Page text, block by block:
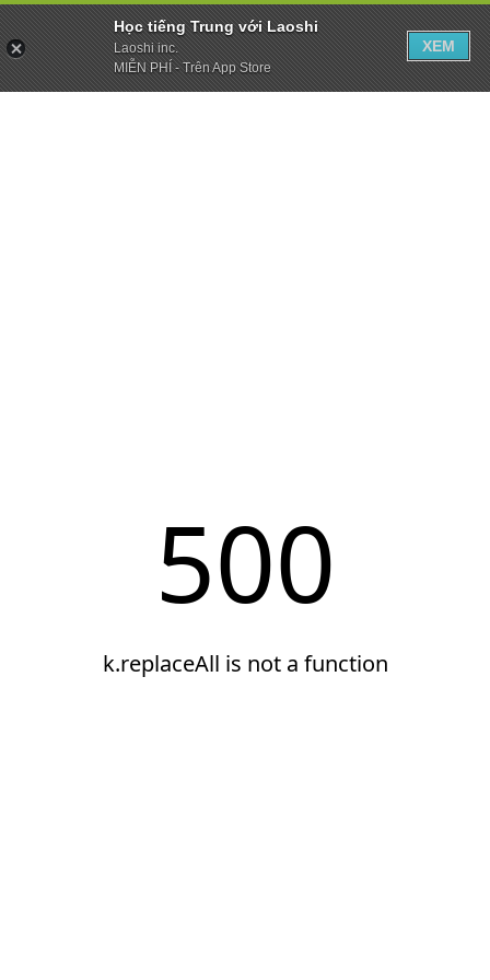
Học tiếng Trung với Laoshi
Laoshi inc.
MIỄN PHÍ - Trên App Store
XEM
500
k.replaceAll is not a function